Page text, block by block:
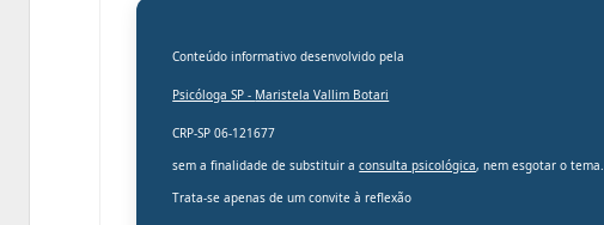
Conteúdo informativo desenvolvido pela
Psicóloga SP - Maristela Vallim Botari
CRP-SP 06-121677
sem a finalidade de substituir aconsulta psicológica, nem esgotar o tema.
Trata-se apenas de um convite à reflexão